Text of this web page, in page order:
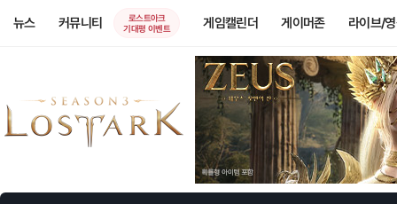
뉴스 커뮤니티
로스트아크
기대평 이벤트
게임캘린더 게이머존 라이브/